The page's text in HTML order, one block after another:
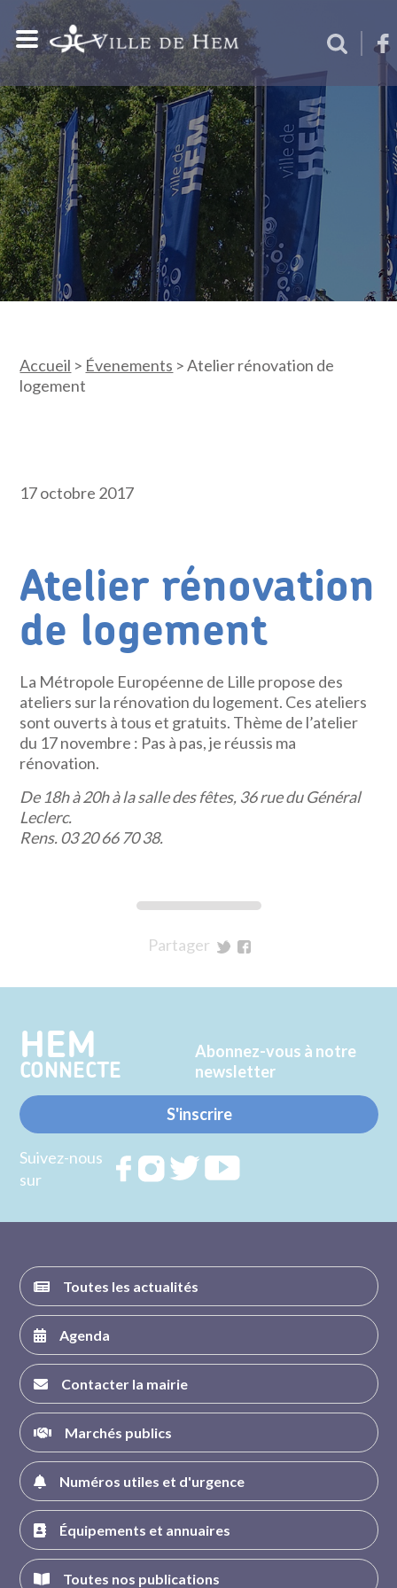
Accueil > Évenements >Atelier rénovation de
logement
17 octobre 2017
Atelier rénovation
de logement
La Métropole Européenne de Lille propose des
ateliers sur la rénovation du logement. Ces ateliers
sont ouverts à tous et gratuits. Thème de l’atelier
du 17 novembre : Pas à pas, je réussis ma
rénovation.
De 18h à 20h à la salle des fêtes, 36 rue du Général
Leclerc.
Rens. 03 20 66 70 38.
Partager
Twitter
Facebook
HEM
CONNECTE
Abonnez-vous à notre
newsletter
S'inscrire
Suivez-nous
sur
RejoignezRejoignezRejoignez
Toutes les actualités
Agenda
Contacter la mairie
Marchés publics
Numéros utiles et d'urgence
Équipements et annuaires
Toutes nos publications